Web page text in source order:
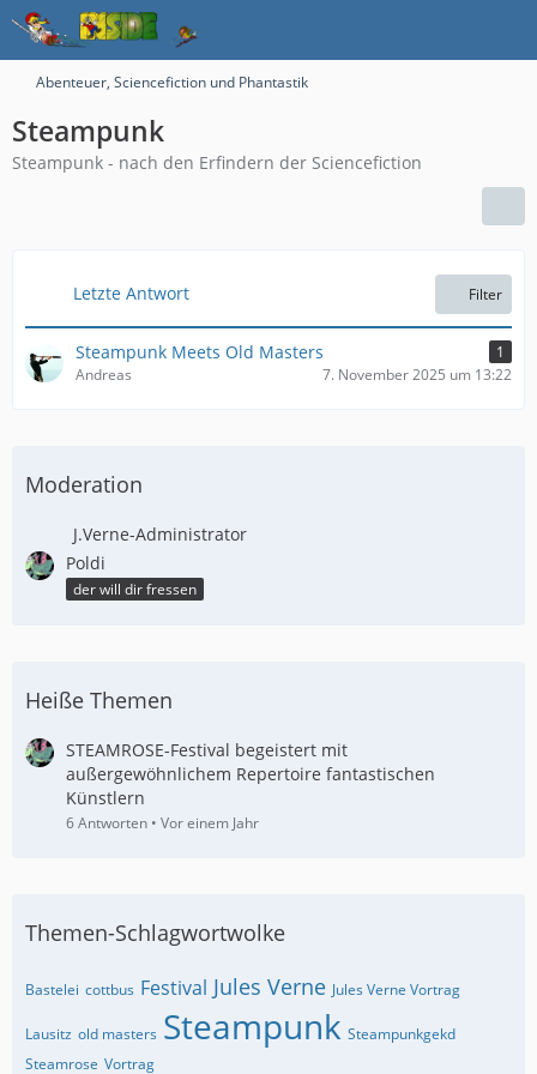
Abenteuer, Sciencefiction und Phantastik
Steampunk
Steampunk - nach den Erfindern der Sciencefiction
Letzte Antwort Filter
Steampunk Meets Old Masters
1
Andreas
7. November 2025 um 13:22
Moderation
J.Verne-Administrator
Poldi
der will dir fressen
Heiße Themen
STEAMROSE-Festival begeistert mit
außergewöhnlichem Repertoire fantastischen
Künstlern
6 Antworten Vor einem Jahr
Themen-Schlagwortwolke
Bastelei cottbus Festival Jules Verne Jules Verne Vortrag
Lausitz old masters Steampunk Steampunkgekd
Steamrose Vortrag